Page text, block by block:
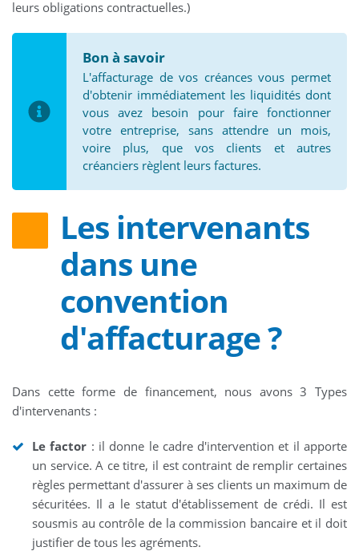
leurs obligations contractuelles.)
Bon à savoir
L'affacturage de vos créances vous permet
d'obtenir immédiatement les liquidités dont
vous avez besoin pour faire fonctionner
votre entreprise, sans attendre un mois,
voire plus, que vos clients et autres
créanciers règlent leurs factures.
Les intervenants
dans une
convention
d'affacturage ?
Dans cette forme de financement, nous avons 3 Types
d'intervenants :
Le factor : il donne le cadre d'intervention et il apporte
un service. A ce titre, il est contraint de remplir certaines
règles permettant d'assurer à ses clients un maximum de
sécuritées. Il a le statut d'établissement de crédi. Il est
sousmis au contrôle de la commission bancaire et il doit
justifier de tous les agréments.